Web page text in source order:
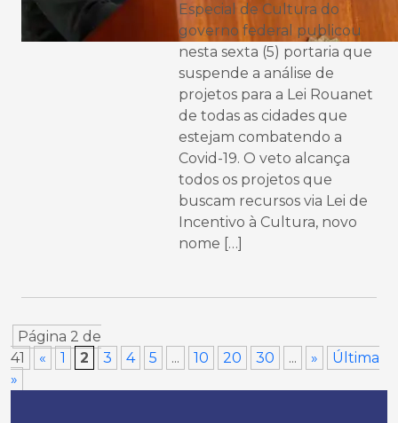
Especial de Cultura do
governo federal publicou
nesta sexta (5) portaria que
suspende a análise de
projetos para a Lei Rouanet
de todas as cidades que
estejam combatendo a
Covid-19. O veto alcança
todos os projetos que
buscam recursos via Lei de
Incentivo à Cultura, novo
nome […]
Página 2 de
41
« 1 2 3 4 5 ... 10 20 30 ... »
Última
»